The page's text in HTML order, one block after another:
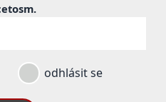
.
odhlásit se